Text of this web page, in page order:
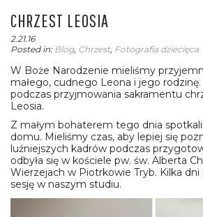
CHRZEST LEOSIA
2.21.16
Posted in: Blog, Chrzest, Fotografia dziecięca
W Boże Narodzenie mieliśmy
małego, cudnego Leona i jego
podczas przyjmowania sakramentu
Leosia.
Z małym bohaterem tego dnia
domu. Mieliśmy czas, aby lepiej się
luźniejszych kadrów podczas
odbyła się w kościele pw. św. Alberta
Wierzejach w Piotrkowie Tryb. Kilka
sesję w naszym studiu.